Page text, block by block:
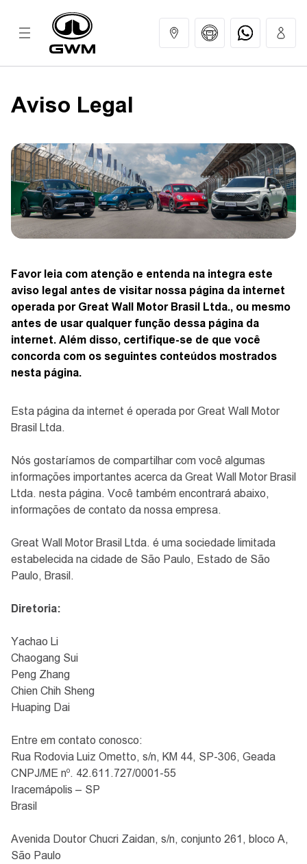
Aviso legal
COMPRAR
GWM EXPERIENCE
CONTATO
CONCESSIONÁRIAS
TEST DRIVE
WhatsApp
Aviso Legal
Favor leia com atenção e entenda na integra este
aviso legal antes de visitar nossa página da internet
operada por Great Wall Motor Brasil Ltda., ou mesmo
antes de usar qualquer função dessa página da
internet. Além disso, certifique-se de que você
concorda com os seguintes conteúdos mostrados
nesta página.
Esta página da internet é operada por Great Wall Motor
Brasil Ltda.
Nós gostaríamos de compartilhar com você algumas
informações importantes acerca da Great Wall Motor Brasil
Ltda. nesta página. Você também encontrará abaixo,
informações de contato da nossa empresa.
Great Wall Motor Brasil Ltda. é uma sociedade limitada
estabelecida na cidade de São Paulo, Estado de São
Paulo, Brasil.
Diretoria:
Yachao Li
Chaogang Sui
Peng Zhang
Chien Chih Sheng
Huaping Dai
Entre em contato conosco:
Rua Rodovia Luiz Ometto, s/n, KM 44, SP-306, Geada
CNPJ/ME nº. 42.611.727/0001-55
Iracemápolis – SP
Brasil
Avenida Doutor Chucri Zaidan, s/n, conjunto 261, bloco A,
São Paulo